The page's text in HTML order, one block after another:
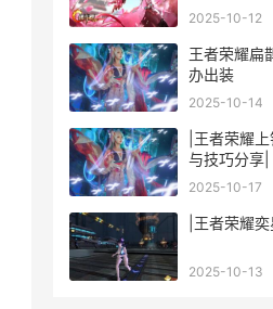
2025-10-12
王者荣耀扁
办出装
2025-10-14
|王者荣耀
与技巧分享|
2025-10-17
|王者荣耀
2025-10-13